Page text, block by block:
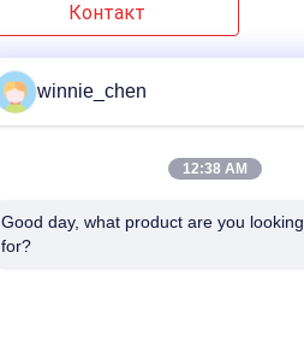
Контакт
winnie_chen
12:38 AM
Good day, what product are you looking
for?